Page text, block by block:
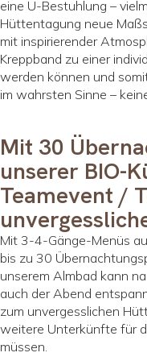
eine U-Bestuhlung –
Hüttentagung neue
mit inspirierender
Kreppband zu einer
werden können und
im wahrsten Sinne –
Mit 30
unserer BIO-
Teamevent /
Mit 3-4-Gänge-Menüs
bis zu 30
unserem Almbad kann
auch der Abend
zum unvergesslichen
weitere Unterkünfte für
müssen.